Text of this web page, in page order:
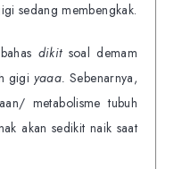
sedang membengkak.
dikitsoal demam
gigi yaaa. Sebenarnya,
metabolisme tubuh
akan sedikit naik saat